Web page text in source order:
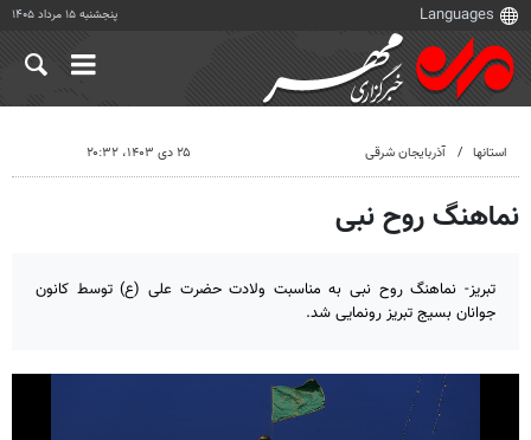
پنجشنبه ۱۵ مرداد ۱۴۰۵
استانها آذربایجان شرقی ۲۵ دی ۱۴۰۳، ۲۰:۳۲
نماهنگ روح نبی
تبریز- نماهنگ روح نبی به مناسبت ولادت حضرت علی (ع) توسط کانون
جوانان بسیج تبریز رونمایی شد.